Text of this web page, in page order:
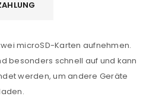
microSD-Karten aufnehmen.
besonders schnell auf und kann
werden, um andere Geräte